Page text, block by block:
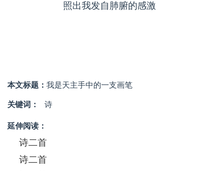
照出我发自肺腑的感激
本文标题： 我是天主手中的一支画笔
关键词： 诗
延伸阅读：
诗二首
诗二首